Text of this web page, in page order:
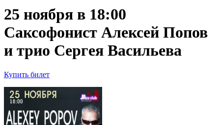
25 ноября в 18:00
Саксофонист Алексей Попов
и трио Сергея Васильева
Купить билет